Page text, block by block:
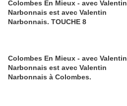
Colombes En Mieux - avec Valentin
Narbonnais est avec Valentin
Narbonnais. TOUCHE 8
Colombes En Mieux - avec Valentin
Narbonnais est avec Valentin
Narbonnais à Colombes.